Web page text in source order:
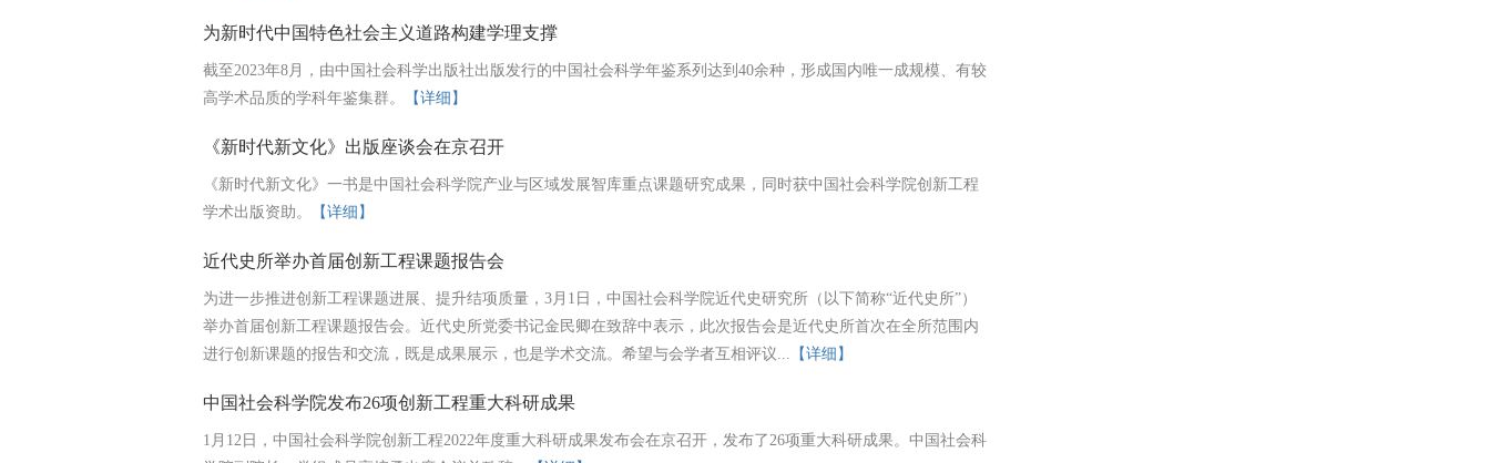
为新时代中国特色社会主义道路构建学理支撑
截至2023年8月，由中国社会科学出版社出版发行的中国社会科学年鉴系列达到40余种，形成国内唯一成规模、有较
高学术品质的学科年鉴集群。
【详细】
《新时代新文化》出版座谈会在京召开
《新时代新文化》一书是中国社会科学院产业与区域发展智库重点课题研究成果，同时获中国社会科学院创新工程
学术出版资助。
【详细】
近代史所举办首届创新工程课题报告会
为进一步推进创新工程课题进展、提升结项质量，3月1日，中国社会科学院近代史研究所（以下简称“近代史所”）
举办首届创新工程课题报告会。近代史所党委书记金民卿在致辞中表示，此次报告会是近代史所首次在全所范围内
进行创新课题的报告和交流，既是成果展示，也是学术交流。希望与会学者互相评议... 【详细】
中国社会科学院发布26项创新工程重大科研成果
1月12日，中国社会科学院创新工程2022年度重大科研成果发布会在京召开，发布了26项重大科研成果。中国社会科